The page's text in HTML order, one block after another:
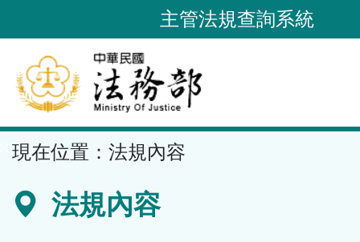
到
要
內
容
區
主管法規查詢系統
現在位置： 法規內容
法規內容